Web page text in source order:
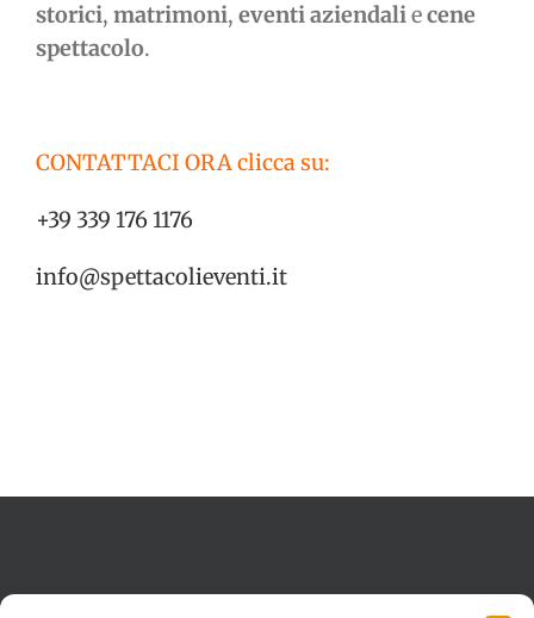
storici, matrimoni, eventi aziendaliecene
spettacolo.
CONTATTACI ORA clicca su:
+39 339 176 1176
info@spettacolieventi.it